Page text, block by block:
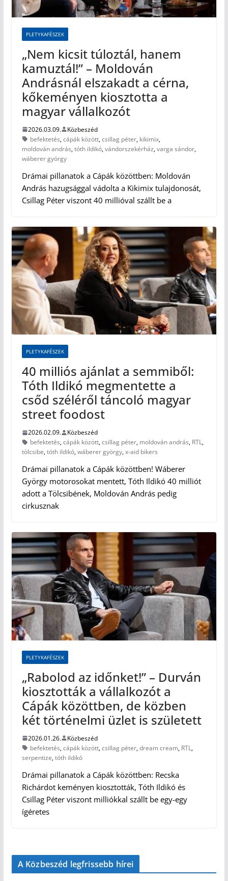
PLETYKAFÉSZEK
„Nem kicsit túloztál, hanem
kamuztál!” – Moldován
Andrásnál elszakadt a cérna,
kőkeményen kiosztotta a
magyar vállalkozót
2026.03.09.
Közbeszéd
befektetés,cápák között,csillag péter, kikimix,
moldován andrás,tóth ildikó,vándorszekérház,varga sándor,
wáberer györgy
Drámai pillanatok a Cápák közöttben: Moldován
András hazugsággal vádolta a Kikimix tulajdonosát,
Csillag Péter viszont 40 millióval szállt be a
PLETYKAFÉSZEK
40 milliós ajánlat a semmiből:
Tóth Ildikó megmentette a
csőd széléről táncoló magyar
street foodost
2026.02.09.
Közbeszéd
befektetés,cápák között,csillag péter, moldován andrás, RTL,
tölcsibe,tóth ildikó,wáberer györgy,x-aid bikers
Drámai pillanatok a Cápák közöttben! Wáberer
György motorosokat mentett, Tóth Ildikó 40 milliót
adott a Tölcsibének, Moldován András pedig
cirkusznak
PLETYKAFÉSZEK
„Rabolod az időnket!” – Durván
kiosztották a vállalkozót a
Cápák közöttben, de közben
két történelmi üzlet is született
2026.01.26.
Közbeszéd
befektetés,cápák között,csillag péter,dream cream, RTL,
serpentize,tóth ildikó
Drámai pillanatok a Cápák közöttben: Recska
Richárdot keményen kiosztották, Tóth Ildikó és
Csillag Péter viszont milliókkal szállt be egy-egy
ígéretes
A Közbeszéd legfrissebb hírei